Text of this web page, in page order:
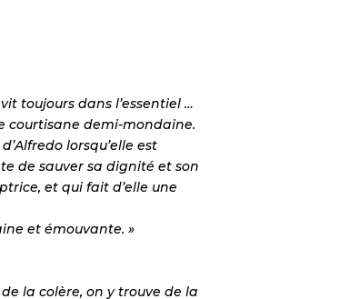
toujours dans l’essentiel …
courtisane demi-mondaine.
lorsqu’elle est
de sauver sa dignité et son
et qui fait d’elle une
et émouvante. »
la colère, on y trouve de la